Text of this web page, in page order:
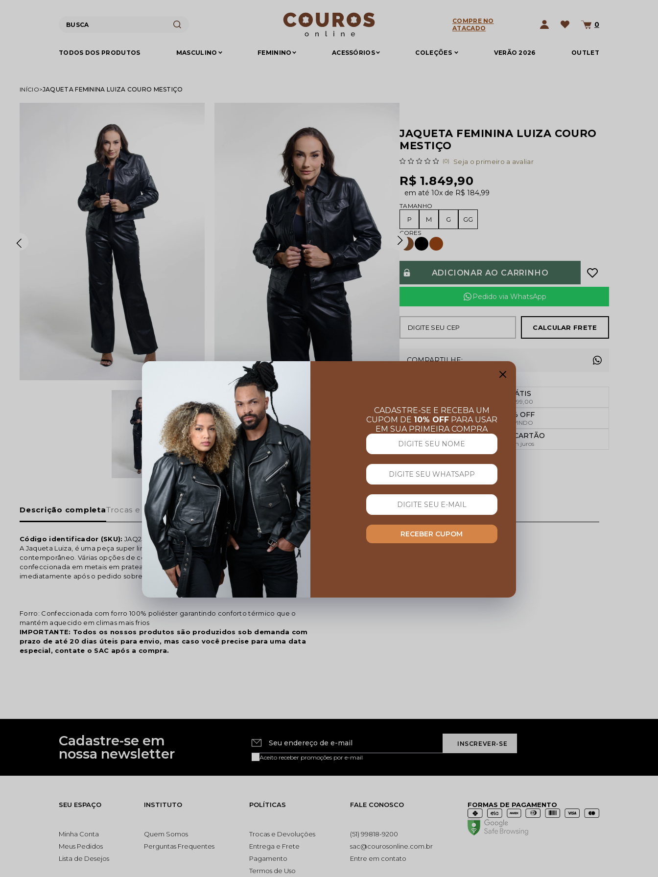
COMPRE NO
ATACADO
0
TODOS DOS PRODUTOS MASCULINO FEMININO ACESSÓRIOS COLEÇÕES VERÃO 2026 OUTLET
INÍCIO JAQUETA FEMININA LUIZA COURO MESTIÇO
JAQUETA FEMININA LUIZA COURO
MESTIÇO
(0) Seja o primeiro a avaliar
R$ 1.849,90
10x R$ 184,99
TAMANHO
P M G GG
ADICIONAR AO CARRINHO
Pedido via WhatsApp
CALCULAR FRETE
COMPARTILHE:
FRETE GRÁTIS
Acima de R$ 599,00
Garanta 10% OFF
Cupom BEMVINDO
PARCELE NO CARTÃO
Em até 10x sem juros
Descrição completaTrocas e devoluções
Código identificador (SKU): JAQ25838
A Jaqueta Luiza, é uma peça super linda e atemporal, ideal para compor um look
contemporâneo. Várias opções de cores - Dois bolsos frontais. A jaqueta pode ser
confeccionada em metais em prateados ou dourados, por gentileza comunique o SAC
imediatamente após o pedido sobre sua preferência.
Forro: Confeccionada com forro 100% poliéster garantindo conforto térmico que o
mantém aquecido em climas mais frios
IMPORTANTE: Todos os nossos produtos são produzidos sob demanda com
prazo de até 20 dias úteis para envio, mas caso você precise para uma data
especial, contate o SAC após a compra.
AVALIAÇÕES
Nenhuma avaliação cadastrada para esse produto.
Cadastre-se em
nossa newsletter
Seu endereço de e-mail
Aceito receber promoções por e-mail
SEU ESPAÇO
Minha Conta
Meus Pedidos
Lista de Desejos
INSTITUTO
Quem Somos
Perguntas Frequentes
POLÍTICAS
Trocas e Devoluções
Entrega e Frete
Pagamento
Termos de Uso
FALE CONOSCO
(51) 99818-9200
sac@courosonline.com.br
Entre em contato
FORMAS DE PAGAMENTO
CADASTRE-SE E RECEBA UM
CUPOM DE 10% OFFPARA USAR
EM SUA PRIMEIRA COMPRA
RECEBER CUPOM